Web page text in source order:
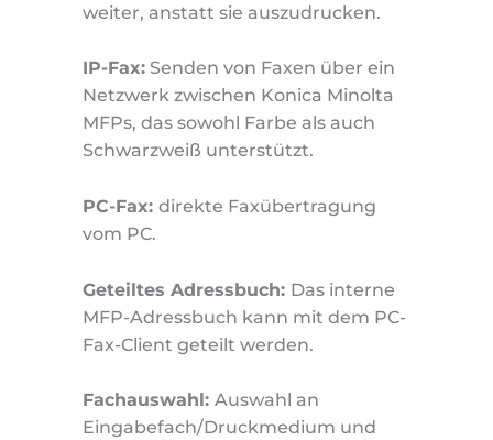
weiter, anstatt sie auszudrucken.
IP-Fax: Senden von Faxen über ein
Netzwerk zwischen Konica Minolta
MFPs, das sowohl Farbe als auch
Schwarzweiß unterstützt.
PC-Fax: direkte Faxübertragung
vom PC.
Geteiltes Adressbuch: Das interne
MFP-Adressbuch kann mit dem PC-
Fax-Client geteilt werden.
Fachauswahl: Auswahl an
Eingabefach/Druckmedium und